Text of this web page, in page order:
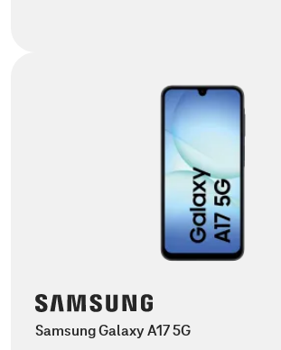
Samsung Galaxy A17 5G